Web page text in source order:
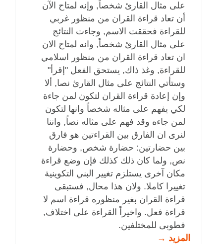
على مثال القارئ شخصاً, وإنه لمتاح الآن
أن تعاد قراءة القران من منظور غربي
للقراءة فحققت الاسم, وجاءت النتائج
على مثال القارئ شخصاً, وانه لمتاح الان
ان تعاد قراءة القران من منظور اسلامي
للقراءة, وغذ ذاك, يستحق الفعل "إقرأ"
وستأتي النتائج على مثال القارئ نصا, ألا
وإن إعادة قراءة القران لتكون لمن جاءة
لكي يفهم على مثاله شخصاً وانها لتكون
لمن جاءه وقد فهم على مثاله نصاً, واننا
لنرى ان الفارق بين القراءتين هو فارق
بين حضارتين: حضارة شخص, وحضارة
نص, ولما كان ذلك كذلك فإن وضع قراءة
مكان آخرى يستلزم تغيير البني التكوينية
تغييرا كاملا. ولان هذا محال, فستبقى
قراءة القران بغير منظوره قراءة اسم لا
قراءة فعل. واخيراً القراءة على اختلاف,
فطوبى للمختلفين.
المزيد →